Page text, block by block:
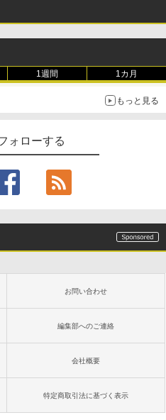
1週間 1カ月
もっと見る
ォローする
お問い合わせ
編集部へのご連絡
会社概要
特定商取引法に基づく表示